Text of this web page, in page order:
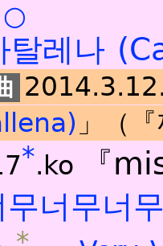
○
탈레나
」（
*.ko 『
무너무너